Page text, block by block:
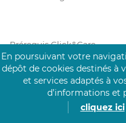
Prérequis Click&Care
Protection des Données
En poursuivant votre
dépôt de cookies destinés à
et services adaptés à
d’informations et
cliquez ici